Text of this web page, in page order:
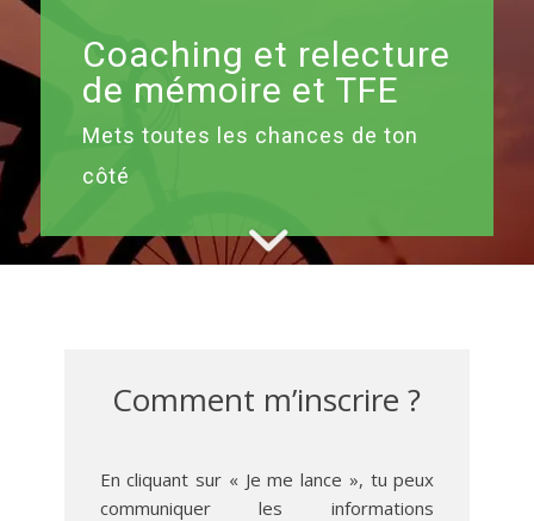
Coaching et relecture
de mémoire et TFE
Mets toutes les chances de ton
côté
Comment m’inscrire ?
En cliquant sur « Je me lance », tu peux
communiquer les informations